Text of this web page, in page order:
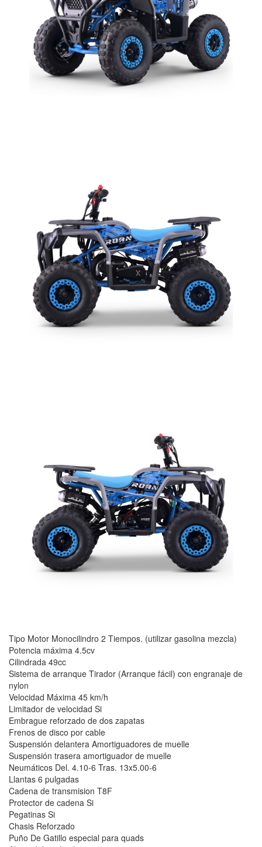
Tipo Motor Monocilindro 2 Tiempos. (utilizar gasolina mezcla)
Potencia máxima 4.5cv
Cilindrada 49cc
Sistema de arranque Tirador (Arranque fácil) con engranaje de
nylon
Velocidad Máxima 45 km/h
Limitador de velocidad Si
Embrague reforzado de dos zapatas
Frenos de disco por cable
Suspensión delantera Amortiguadores de muelle
Suspensión trasera amortiguador de muelle
Neumáticos Del. 4.10-6 Tras. 13x5.00-6
Llantas 6 pulgadas
Cadena de transmision T8F
Protector de cadena Si
Pegatinas Si
Chasis Reforzado
Puño De Gatillo especial para quads